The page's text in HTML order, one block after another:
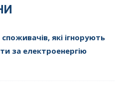
які ігнорують
за електроенергію